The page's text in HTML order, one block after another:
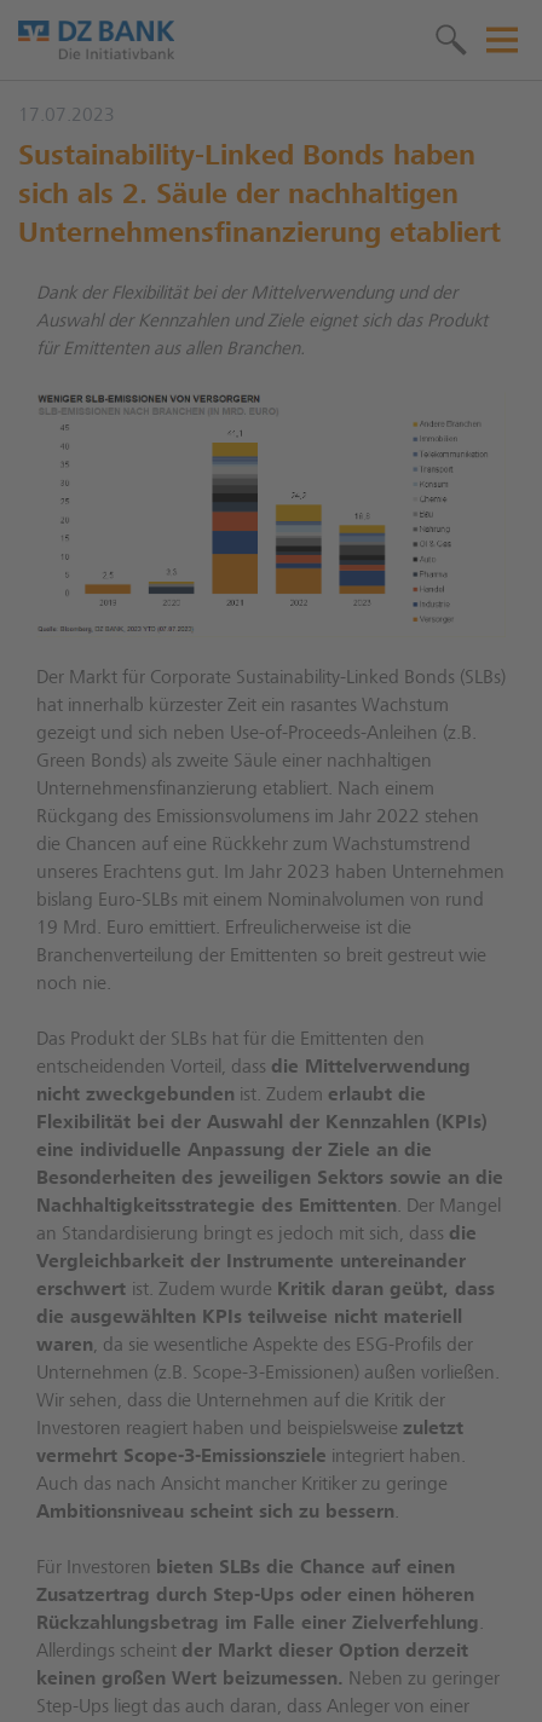
17.07.2023
Sustainability-Linked Bonds haben
sich als 2. Säule der nachhaltigen
Unternehmensfinanzierung etabliert
Dank der Flexibilität bei der Mittelverwendung und der
Auswahl der Kennzahlen und Ziele eignet sich das Produkt
für Emittenten aus allen Branchen.
Der Markt für Corporate Sustainability-Linked Bonds (SLBs)
hat innerhalb kürzester Zeit ein rasantes Wachstum
gezeigt und sich neben Use-of-Proceeds-Anleihen (z.B.
Green Bonds) als zweite Säule einer nachhaltigen
Unternehmensfinanzierung etabliert. Nach einem
Rückgang des Emissionsvolumens im Jahr 2022 stehen
die Chancen auf eine Rückkehr zum Wachstumstrend
unseres Erachtens gut. Im Jahr 2023 haben Unternehmen
bislang Euro-SLBs mit einem Nominalvolumen von rund
19 Mrd. Euro emittiert. Erfreulicherweise ist die
Branchenverteilung der Emittenten so breit gestreut wie
noch nie.
Das Produkt der SLBs hat für die Emittenten den
entscheidenden Vorteil, dass die Mittelverwendung
nicht zweckgebunden ist. Zudem erlaubt die
Flexibilität bei der Auswahl der Kennzahlen (KPIs)
eine individuelle Anpassung der Ziele an die
Besonderheiten des jeweiligen Sektors sowie an die
Nachhaltigkeitsstrategie des Emittenten . Der Mangel
an Standardisierung bringt es jedoch mit sich, dass die
Vergleichbarkeit der Instrumente untereinander
erschwert ist. Zudem wurde Kritik daran geübt, dass
die ausgewählten KPIs teilweise nicht materiell
waren, da sie wesentliche Aspekte des ESG-Profils der
Unternehmen (z.B. Scope-3-Emissionen) außen vorließen.
Wir sehen, dass die Unternehmen auf die Kritik der
Investoren reagiert haben und beispielsweise zuletzt
vermehrt Scope-3-Emissionsziele integriert haben.
Auch das nach Ansicht mancher Kritiker zu geringe
Ambitionsniveau scheint sich zu bessern .
Für Investoren bieten SLBs die Chance auf einen
Zusatzertrag durch Step-Ups oder einen höheren
Rückzahlungsbetrag im Falle einer Zielverfehlung .
Allerdings scheint der Markt dieser Option derzeit
keinen großen Wert beizumessen. Neben zu geringer
Step-Ups liegt das auch daran, dass Anleger von einer